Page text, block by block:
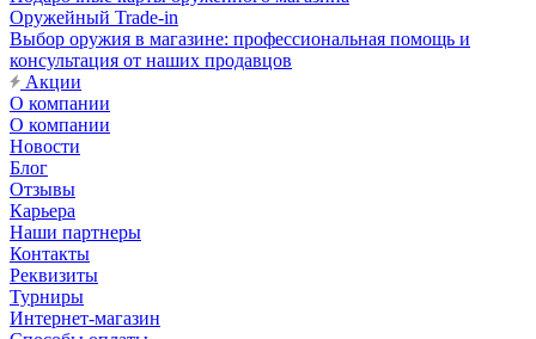
Оружейный Trade-in
Выбор оружия в магазине: профессиональная помощь и
консультация от наших продавцов
Акции
О компании
О компании
Новости
Блог
Отзывы
Карьера
Наши партнеры
Контакты
Реквизиты
Турниры
Интернет-магазин